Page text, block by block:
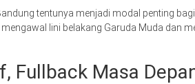
tentunya menjadi modal penting
lini belakang Garuda Muda dan
Fullback Masa